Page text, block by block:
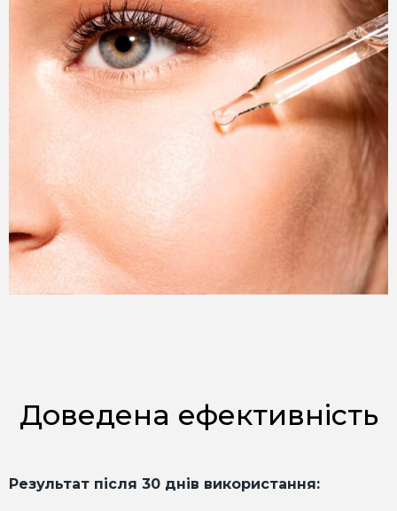
Доведена ефективність
Результат після 30 днів використання: